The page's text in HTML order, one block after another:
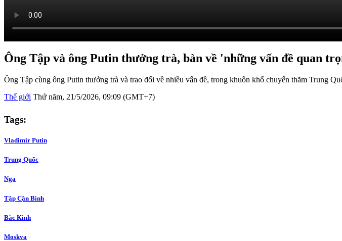
Ông Tập và ông Putin thưởng trà, bàn về 'những vấn đề quan
Ông Tập cùng ông Putin thưởng trà và trao đổi về nhiều vấn đề, trong khuôn khổ chuyến thăm Trung
Thế giới Thứ năm, 21/5/2026, 09:09 (GMT+7)
Tags:
Vladimir Putin
Trung Quốc
Nga
Tập Cận Bình
Bắc Kinh
Moskva